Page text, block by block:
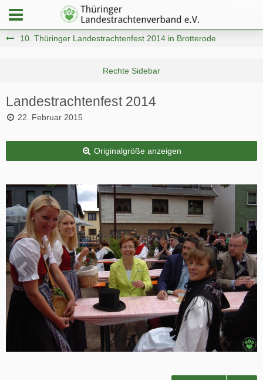
10. Thüringer Landestrachtenfest 2014 in Brotterode
Landestrachtenfest 2014
22. Februar 2015
Originalgröße anzeigen